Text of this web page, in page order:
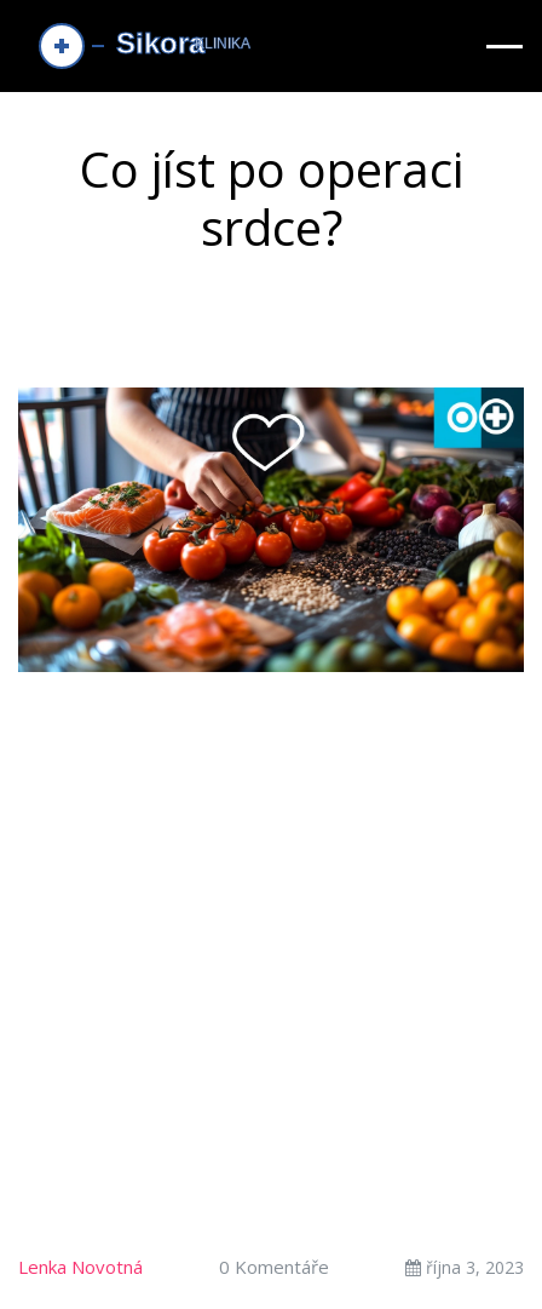
Co jíst po operaci
srdce?
Lenka Novotná 0 Komentáře října 3, 2023